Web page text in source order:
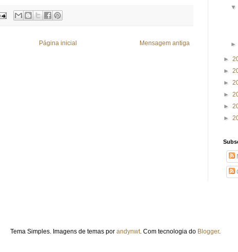
Mensagem antiga
Página inicial
►
►
►
►
►
►
Tema Simples. Imagens de temas por andynwt. Com tecnologia do Blogger.